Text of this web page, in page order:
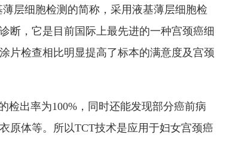
层细胞检测的简称，采用液基薄层细胞检
断，它是目前国际上最先进的一种宫颈癌细
片检查相比明显提高了标本的满意度及宫颈
检出率为100%，同时还能发现部分癌前病
原体等。所以TCT技术是应用于妇女宫颈癌